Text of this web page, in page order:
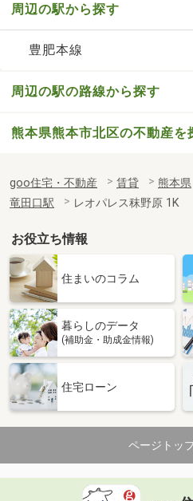
周辺の駅から探す
豊肥本線
周辺の駅の路線から探す
熊本県熊本市北区の不動産を
goo住宅・不動産 賃貸 熊本県
竜田口駅
レオパレス秣野原 1K
お役立ち情報
住まいのコラム
暮らしのデータ
(補助金・助成金情報)
住宅ローン
ページトッ